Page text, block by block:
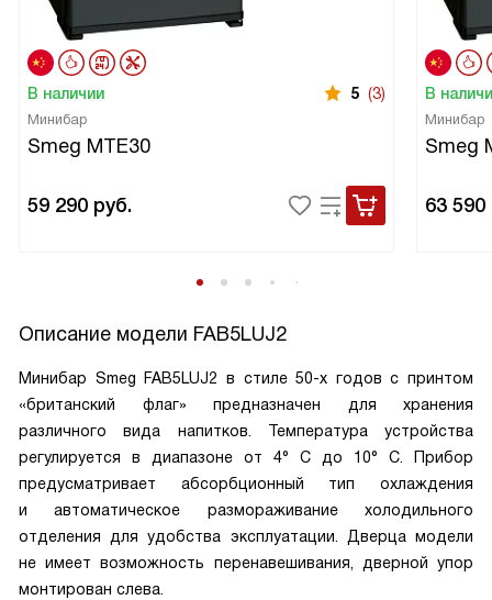
В наличии 5 (3)
Минибар
Smeg MTE30
59 290 руб.
В
Минибар
Smeg
63 590
Описание модели FAB5LUJ2
Минибар Smeg FAB5LUJ2 в стиле 50-х годов с принтом
«британский флаг» предназначен для хранения
различного вида напитков. Температура устройства
регулируется в диапазоне от 4° С до 10° C. Прибор
предусматривает абсорбционный тип охлаждения
и автоматическое размораживание холодильного
отделения для удобства эксплуатации. Дверца модели
не имеет возможность перенавешивания, дверной упор
монтирован слева.